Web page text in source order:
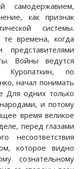
самодержавием,
как признак
системы.
те времена, когда
Войны ведутся
по
начал понимать
Для одних только
и потому
время великое
перед глазами
несоответствия
которое видно
сознательному